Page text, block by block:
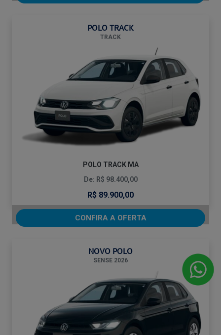
POLO TRACK
TRACK
POLO TRACK MA
De: R$ 98.400,00
R$ 89.900,00
CONFIRA A OFERTA
NOVO POLO
SENSE 2026